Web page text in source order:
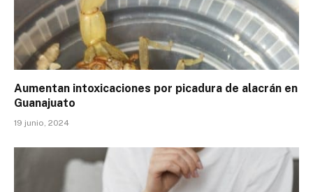
Aumentan intoxicaciones por picadura de alacrán en
Guanajuato
19 junio, 2024